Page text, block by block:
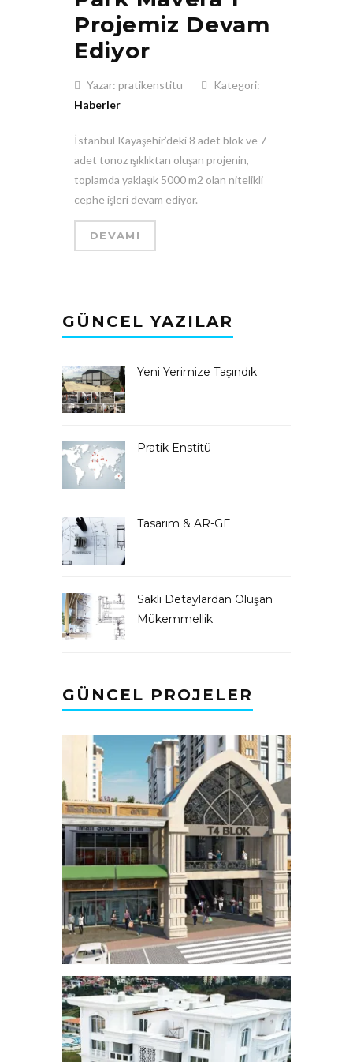
Projemiz Devam
Ediyor
Yazar: pratikenstitu
Kategori:
Haberler
İstanbul Kayaşehir’deki 8 adet blok ve 7
adet tonoz ışıklıktan oluşan projenin,
toplamda yaklaşık 5000 m2 olan nitelikli
cephe işleri devam ediyor.
DEVAMI
GÜNCEL YAZILAR
Yeni Yerimize Taşındık
Pratik Enstitü
Tasarım & AR-GE
Saklı Detaylardan Oluşan
Mükemmellik
GÜNCEL PROJELER